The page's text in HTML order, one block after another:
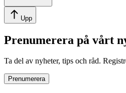
Upp
Prenumerera på vårt
Ta del av nyheter, tips och råd.
Prenumerera